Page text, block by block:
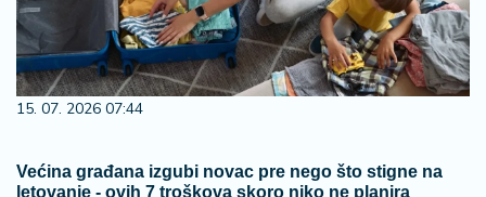
15. 07. 2026 07:44
Većina građana izgubi novac pre nego što stigne na
letovanje - ovih 7 troškova skoro niko ne planira